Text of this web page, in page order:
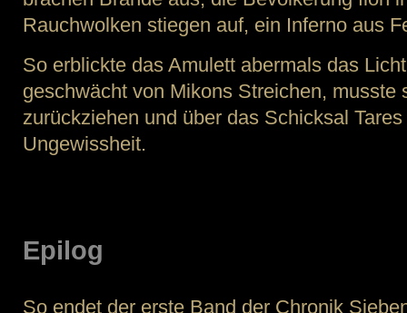
Rauchwolken stiegen auf, ein Inferno aus
So erblickte das Amulett abermals das
geschwächt von Mikons Streichen, musste
zurückziehen und über das Schicksal
Ungewissheit.
Epilog
So endet der erste Band der Chronik